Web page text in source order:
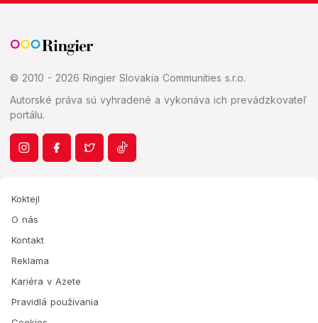
© 2010 - 2026 Ringier Slovakia Communities s.r.o.
Autorské práva sú vyhradené a vykonáva ich prevádzkovateľ
portálu.
Koktejl
O nás
Kontakt
Reklama
Kariéra v Azete
Pravidlá používania